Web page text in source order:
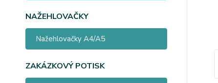
NAŽEHLOVAČKY
Nažehlovačky A4/A5
ZAKÁZKOVÝ POTISK